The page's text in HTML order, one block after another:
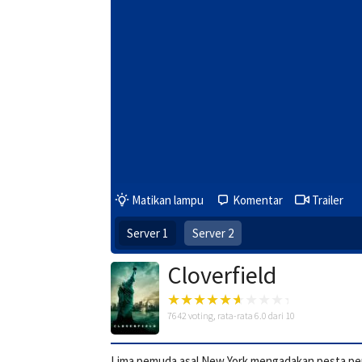
Matikan lampu Komentar Trailer
Server 1 Server 2
Cloverfield
7642 voting, rata-rata 6.0 dari 10